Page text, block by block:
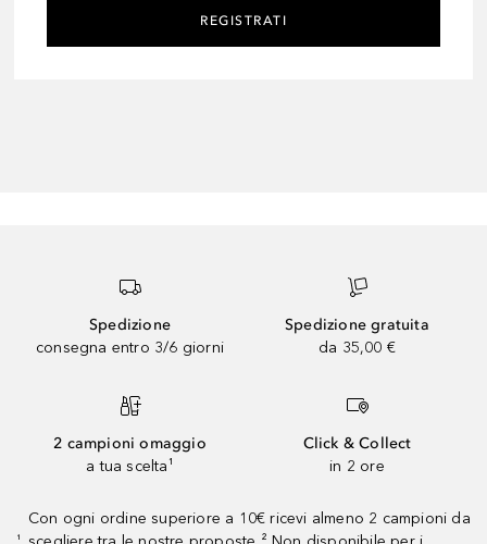
REGISTRATI
Spedizione
consegna entro 3/6 giorni
Spedizione gratuita
da 35,00 €
2 campioni omaggio
a tua scelta¹
Click & Collect
in 2 ore
Con ogni ordine superiore a 10€ ricevi almeno 2 campioni da